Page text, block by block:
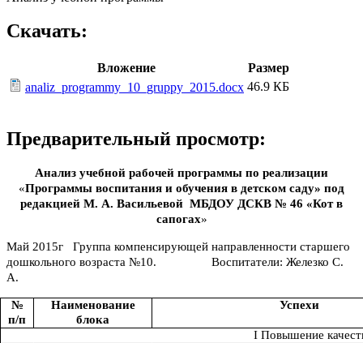
Скачать:
Вложение
Размер
analiz_programmy_10_gruppy_2015.docx 46.9 КБ
Предварительный просмотр:
Анализ учебной рабочей программы по реализации
«Программы воспитания и обучения в детском саду» под
редакцией М. А. Васильевой МБДОУ ДСКВ № 46 «Кот в
сапогах»
Май 2015г Группа компенсирующей направленности старшего
дошкольного возраста №10. Воспитатели: Железко С.
А.
№
п/п
Наименование
блока
Успехи
I Повышение